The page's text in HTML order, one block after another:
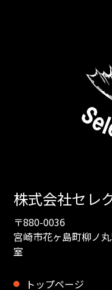
株式会社セレ
〒880-0036
宮崎市花ヶ島町柳ノ
室
トップページ